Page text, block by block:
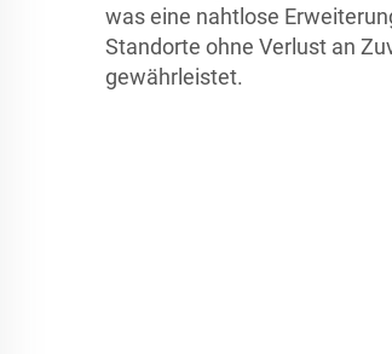
was eine nahtlose
Standorte ohne Verlust an
gewährleistet.